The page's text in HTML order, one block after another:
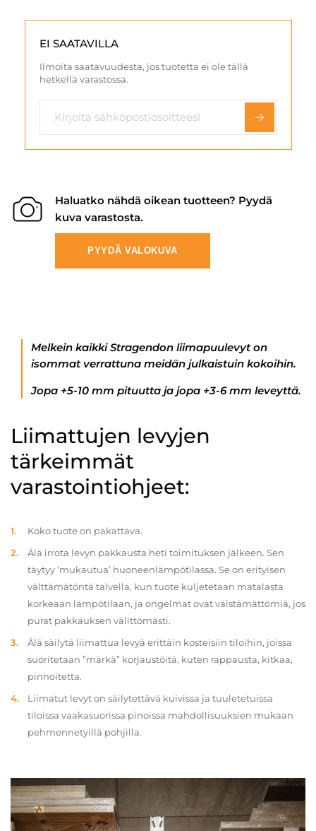
EI SAATAVILLA
Ilmoita saatavuudesta, jos tuotetta ei ole tällä
hetkellä varastossa.
Haluatko nähdä oikean tuotteen? Pyydä
kuva varastosta.
PYYDÄ VALOKUVA
Melkein kaikki Stragendon liimapuulevyt on
isommat verrattuna meidän julkaistuin kokoihin.
Jopa +5-10 mm pituutta ja jopa +3-6 mm leveyttä.
Liimattujen levyjen
tärkeimmät
varastointiohjeet:
Koko tuote on pakattava.
Älä irrota levyn pakkausta heti toimituksen jälkeen. Sen
täytyy ‘mukautua’ huoneenlämpötilassa. Se on erityisen
välttämätöntä talvella, kun tuote kuljetetaan matalasta
korkeaan lämpötilaan, ja ongelmat ovat väistämättömiä, jos
purat pakkauksen välittömästi.
Älä säilytä liimattua levyä erittäin kosteisiin tiloihin, joissa
suoritetaan ”märkä” korjaustöitä, kuten rappausta, kitkaa,
pinnoitetta.
Liimatut levyt on säilytettävä kuivissa ja tuuletetuissa
tiloissa vaakasuorissa pinoissa mahdollisuuksien mukaan
pehmennetyillä pohjilla.